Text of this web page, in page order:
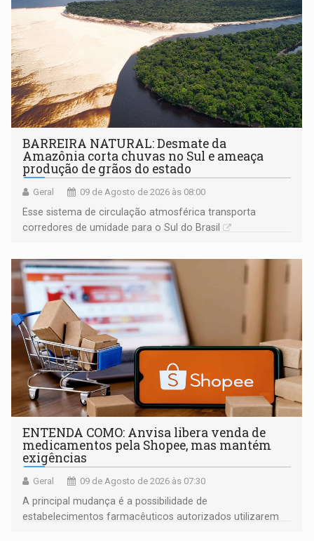
BARREIRA NATURAL: Desmate da
Amazônia corta chuvas no Sul e ameaça
produção de grãos do estado
Geral 09 de Agosto de 2026 às 08:00
Esse sistema de circulação atmosférica transporta
corredores de umidade para o Sul do Brasil
ENTENDA COMO: Anvisa libera venda de
medicamentos pela Shopee, mas mantém
exigências
Geral 09 de Agosto de 2026 às 07:30
A principal mudança é a possibilidade de
estabelecimentos farmacêuticos autorizados utilizarem